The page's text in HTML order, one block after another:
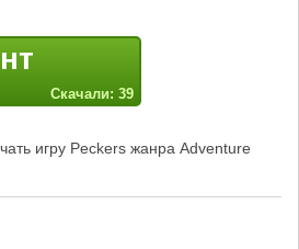
Скачали: 39
игру Peckers жанра Adventure